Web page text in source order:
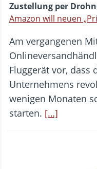
Zustellung per
Amazon will neuen
Am vergangenen
Fluggerät vor, dass
Unternehmens
wenigen Monaten
starten. […]